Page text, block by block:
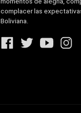
complacer las
Boliviana.